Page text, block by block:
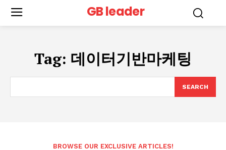
GB leader
Tag: 데이터기반마케팅
SEARCH
BROWSE OUR EXCLUSIVE ARTICLES!